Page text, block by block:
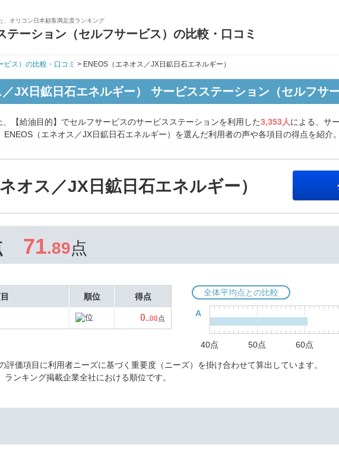
、オリコン日本顧客満足度ランキング
テーション（セルフサービス）の比較・口コミ
ス）の比較・口コミ > ENEOS（エネオス／JX日鉱日石エネルギー）
JX日鉱日石エネルギー） サービスステーション（セルフサ
【給油目的】でセルフサービスのサービスステーションを利用した3,353人による、サ
（エネオス／JX日鉱日石エネルギー）を選んだ利用者の声や各項目の得点を紹介。
オス／JX日鉱日石エネルギー）
71.89点
順位 得点
0..00点
全体平均点との比較
A
40点 50点 60点
評価項目に利用者ニーズに基づく重要度（ニーズ）を掛け合わせて算出しています。
ランキング掲載企業全社における順位です。